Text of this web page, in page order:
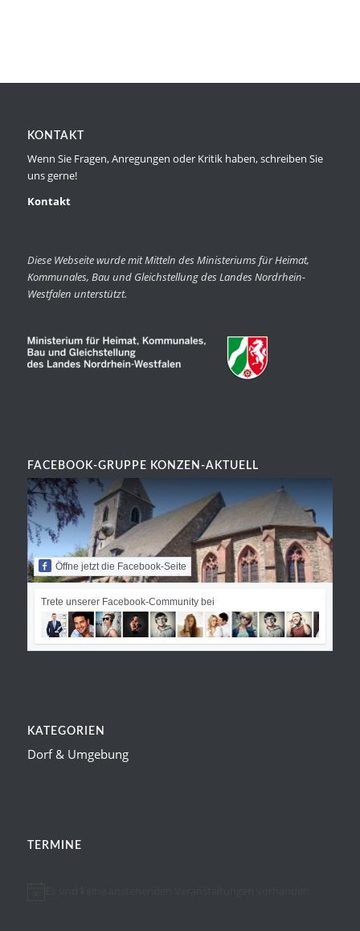
KONTAKT
Wenn Sie Fragen, Anregungen oder Kritik haben, schreiben Sie
uns gerne!
Kontakt
Diese Webseite wurde mit Mitteln des Ministeriums für Heimat,
Kommunales, Bau und Gleichstellung des Landes Nordrhein-
Westfalen unterstützt.
FACEBOOK-GRUPPE KONZEN-AKTUELL
Öffne jetzt die Facebook-Seite
Trete unserer Facebook-Community bei
KATEGORIEN
Dorf & Umgebung
TERMINE